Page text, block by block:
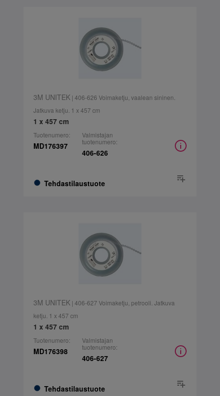
3M UNITEK| 406-626 Voimaketju, vaalean sininen.
Jatkuva ketju. 1 x 457 cm
1 x 457 cm
Tuotenumero:
MD176397
Tehdastilaustuote
Valmistajan
tuotenumero:
406-626
3M UNITEK| 406-627 Voimaketju, petrooli. Jatkuva
ketju. 1 x 457 cm
1 x 457 cm
Tuotenumero:
MD176398
Tehdastilaustuote
Valmistajan
tuotenumero:
406-627